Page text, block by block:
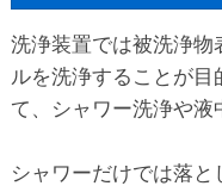
洗浄装置では被洗浄物
ルを洗浄することが
て、シャワー洗浄や液
シャワーだけでは落